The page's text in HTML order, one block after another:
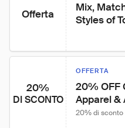
Offerta
Mix,
Styles of
20%
DI SCONTO
OFFERTA
20% OFF
Apparel &
20% di sconto